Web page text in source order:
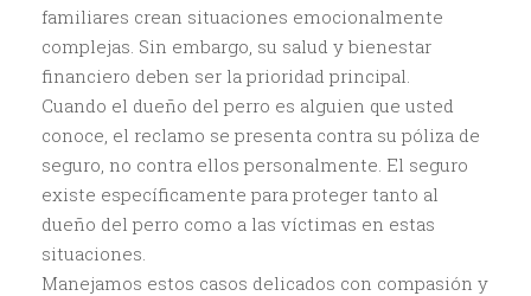
familiares crean situaciones emocionalmente
complejas. Sin embargo, su salud y bienestar
financiero deben ser la prioridad principal.
Cuando el dueño del perro es alguien que usted
conoce, el reclamo se presenta contra su póliza de
seguro, no contra ellos personalmente. El seguro
existe específicamente para proteger tanto al
dueño del perro como a las víctimas en estas
situaciones.
Manejamos estos casos delicados con compasión y